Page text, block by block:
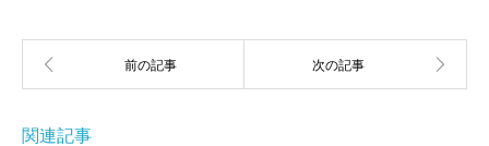
関連記事